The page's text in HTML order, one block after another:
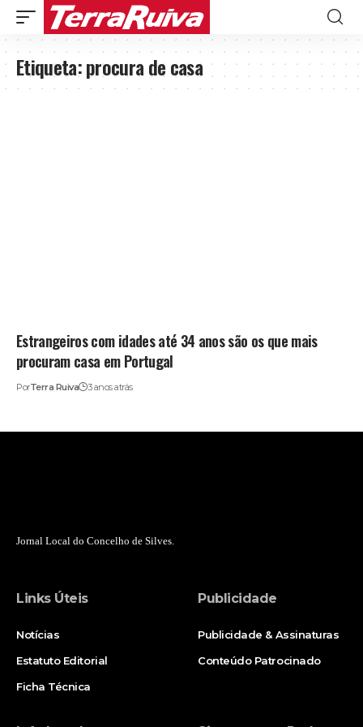
Etiqueta:procura de casa
Estrangeiros com idades até 34 anos são os que mais
procuram casa em Portugal
PorTerra Ruiva 3 anos atrás
Jornal Local do Concelho de Silves.
Links Úteis
Notícias
Estatuto Editorial
Ficha Técnica
Publicidade
Publicidade & Assinaturas
Conteúdo Patrocinado